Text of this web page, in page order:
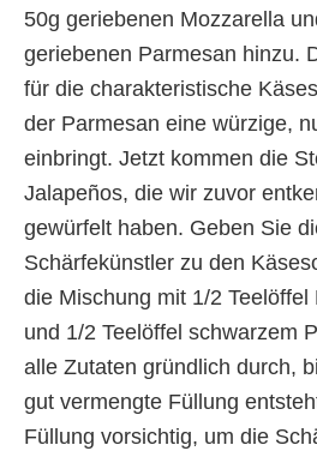
50g geriebenen Mozzarella
geriebenen Parmesan hinzu.
für die charakteristische
der Parmesan eine würzige,
einbringt. Jetzt kommen die
Jalapeños, die wir zuvor
gewürfelt haben. Geben Sie
Schärfekünstler zu den
die Mischung mit 1/2
und 1/2 Teelöffel schwarzem
alle Zutaten gründlich durch,
gut vermengte Füllung
Füllung vorsichtig, um die